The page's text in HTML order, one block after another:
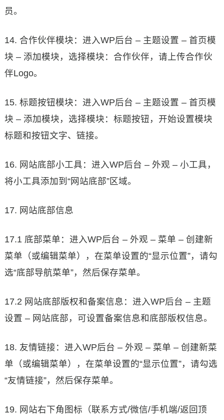
员。
14. 合作伙伴模块：进入WP后台 – 主题设置 – 首页模
块 – 添加模块，选择模块：合作伙伴，请上传合作伙
伴Logo。
15. 标题按钮模块：进入WP后台 – 主题设置 – 首页模
块 – 添加模块，选择模块：标题按钮，开始设置模块
标题和按钮文字、链接。
16. 网站底部小工具：进入WP后台 – 外观 – 小工具，
将小工具添加到“网站底部”区域。
17. 网站底部信息
17.1 底部菜单：进入WP后台 – 外观 – 菜单 – 创建新
菜单（或编辑菜单），在菜单设置的“显示位置”，请勾
选“底部导航菜单”，然后保存菜单。
17.2 网站底部版权和备案信息：进入WP后台 – 主题
设置 – 网站底部，可设置备案信息和底部版权信息。
18. 友情链接：进入WP后台 – 外观 – 菜单 – 创建新菜
单（或编辑菜单），在菜单设置的“显示位置”，请勾选
“友情链接”，然后保存菜单。
19. 网站右下角图标（联系方式/微信/手机端/返回顶